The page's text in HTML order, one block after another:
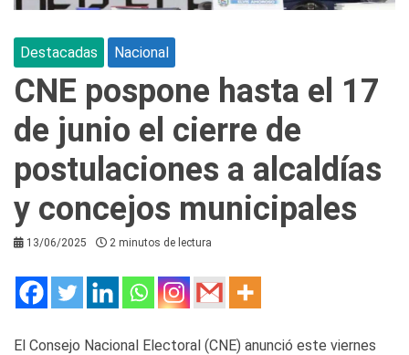
Destacadas Nacional
CNE pospone hasta el 17
de junio el cierre de
postulaciones a alcaldías
y concejos municipales
13/06/2025 2 minutos de lectura
El Consejo Nacional Electoral (CNE) anunció este viernes